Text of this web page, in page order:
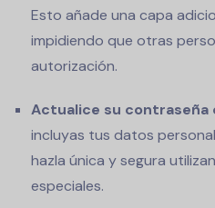
Esto añade una capa
impidiendo que otras
autorización.
Actualice su contraseña
incluyas tus datos
hazla única y segura
especiales.